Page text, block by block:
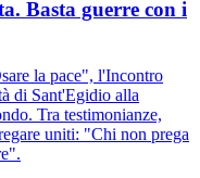
Basta guerre con i
la pace", l'Incontro
di Sant'Egidio alla
Tra testimonianze,
uniti: "Chi non prega